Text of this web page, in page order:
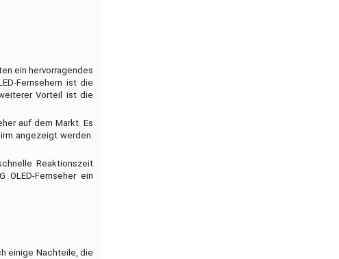
ein hervorragendes
Fernsehern ist die
Vorteil ist die
auf dem Markt. Es
angezeigt werden.
Reaktionszeit
Fernseher ein
einige Nachteile, die